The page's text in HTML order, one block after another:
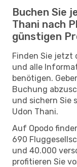
Buchen Sie
Thani nach
günstigen
Finden Sie jetzt
und alle
benötigen.
Buchung
und sichern Sie
Udon Thani.
Auf Opodo
690
und 40.000
profitieren Sie